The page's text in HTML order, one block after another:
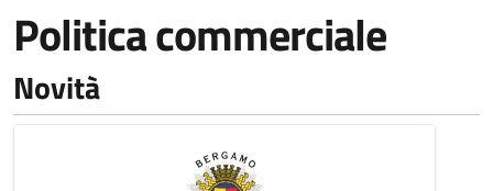
Politica commerciale
Novità